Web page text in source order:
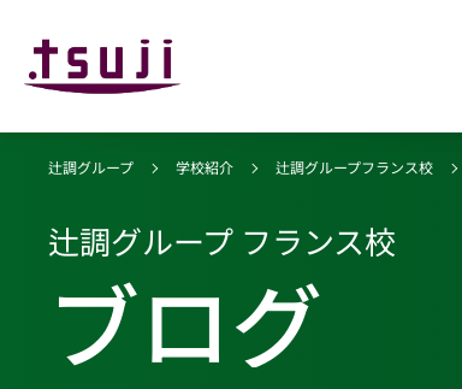
辻調グループ 学校紹介 辻調グループフランス校
辻調グループ フランス校
ブログ